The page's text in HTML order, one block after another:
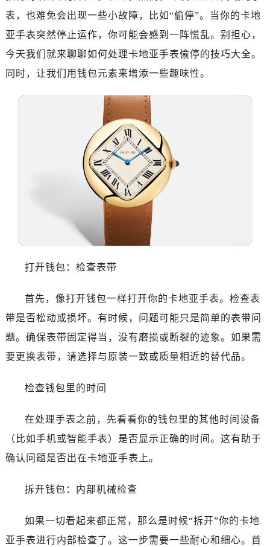
表，也难免会出现一些小故障，比如“偷停”。当你的卡地
亚手表突然停止运作，你可能会感到一阵慌乱。别担心，
今天我们就来聊聊如何处理卡地亚手表偷停的技巧大全。
同时，让我们用钱包元素来增添一些趣味性。
打开钱包：检查表带
首先，像打开钱包一样打开你的卡地亚手表。检查表
带是否松动或损坏。有时候，问题可能只是简单的表带问
题。确保表带固定得当，没有磨损或断裂的迹象。如果需
要更换表带，请选择与原装一致或质量相近的替代品。
检查钱包里的时间
在处理手表之前，先看看你的钱包里的其他时间设备
（比如手机或智能手表）是否显示正确的时间。这有助于
确认问题是否出在卡地亚手表上。
拆开钱包：内部机械检查
如果一切看起来都正常，那么是时候“拆开”你的卡地
亚手表进行内部检查了。这一步需要一些耐心和细心。首